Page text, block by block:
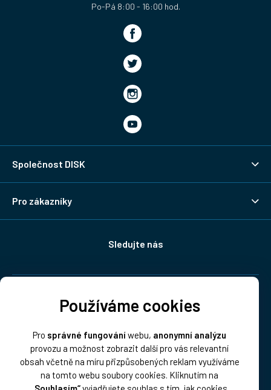
Používáme cookies
Pro správné fungováníwebu, anonymní analýzu
provozu a možnost zobrazit další pro vás relevantní
obsah včetně na míru přizpůsobených reklam využíváme
na tomto webu soubory cookies. Kliknutím na
Společnost DISK
Pro zákazníky
Sledujte nás